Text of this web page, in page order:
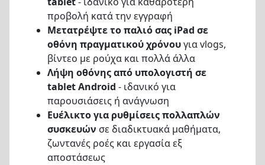
προβολή κατά την εγγραφή
Μετατρέψτε το παλιό σας iPad σε
οθόνη πραγματικού χρόνουγια vlogs,
βίντεο με ρούχα και πολλά άλλα
Λήψη οθόνης από υπολογιστή σε
tablet Android - ιδανικό για
παρουσιάσεις ή ανάγνωση
Ευέλικτο για ρυθμίσεις πολλαπλών
συσκευών σε διαδικτυακά μαθήματα,
ζωντανές ροές και εργασία εξ
αποστάσεως